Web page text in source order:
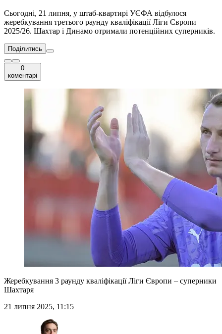
Сьогодні, 21 липня, у штаб-квартирі УЄФА відбулося
жеребкування третього раунду кваліфікації Ліги Європи
2025/26. Шахтар і Динамо отримали потенційних суперників.
Поділитись
0
коментарі
Жеребкування 3 раунду кваліфікації Ліги Європи – суперники
Шахтаря
21 липня 2025, 11:15